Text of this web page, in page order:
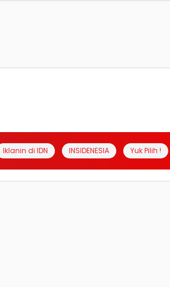
Iklanin di IDN INSIDENESIA Yuk Pilih !